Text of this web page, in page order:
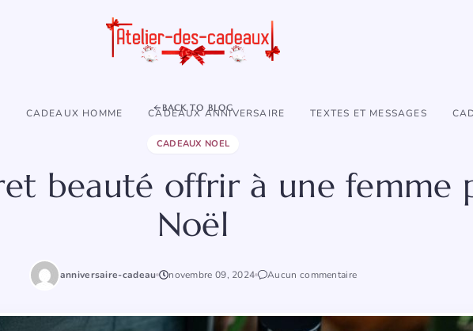
CADEAUX HOMME CADEAUX ANNIVERSAIRE TEXTES ET MESSAGES
BACK TO BLOG
CADEAUX NOEL
beauté offrir à une femme
Noël
anniversaire-cadeau novembre 09, 2024 Aucun commentaire